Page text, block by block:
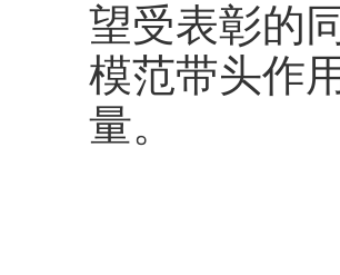
望受表彰的
模范带头作
量。